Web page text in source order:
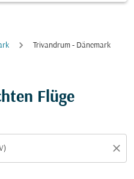
Trivandrum - Dänemark
Flüge
close